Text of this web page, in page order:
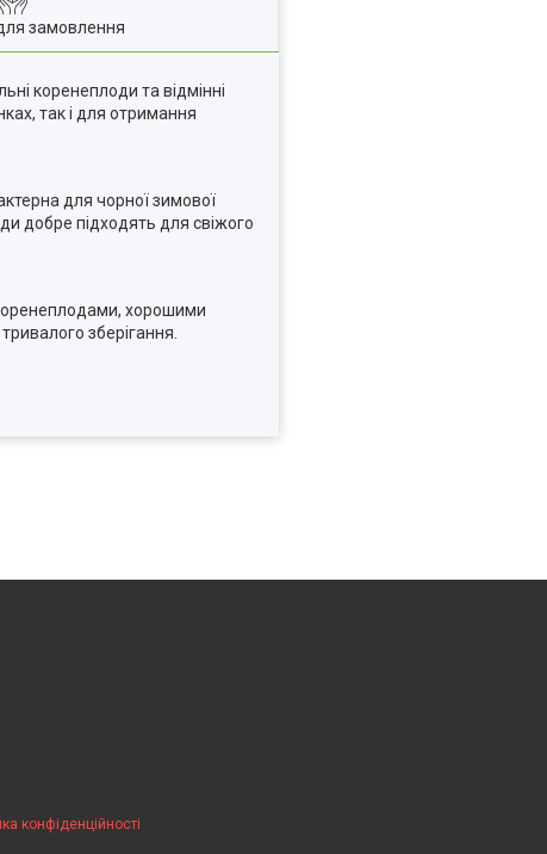
замовлення
коренеплоди та відмінні
так і для отримання
для чорної зимової
добре підходять для свіжого
хорошими
зберігання.
конфіденційності